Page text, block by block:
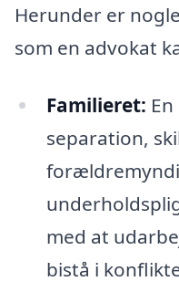
Herunder er
som en advokat
Familieret:
separation,
med at
bistå i